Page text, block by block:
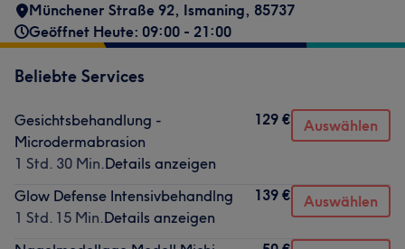
Münchener Straße 92, Ismaning, 85737
Geöffnet Heute: 09:00 - 21:00
Beliebte Services
Gesichtsbehandlung -
Microdermabrasion
1 Std. 30 Min.Details anzeigen
129 € Auswählen
Glow Defense Intensivbehandlng
1 Std. 15 Min.Details anzeigen
139 € Auswählen